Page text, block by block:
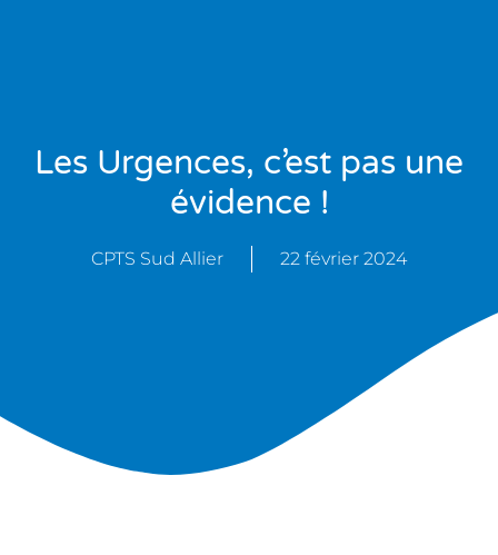
Les Urgences, c’est pas une
évidence !
CPTS Sud Allier 22 février 2024